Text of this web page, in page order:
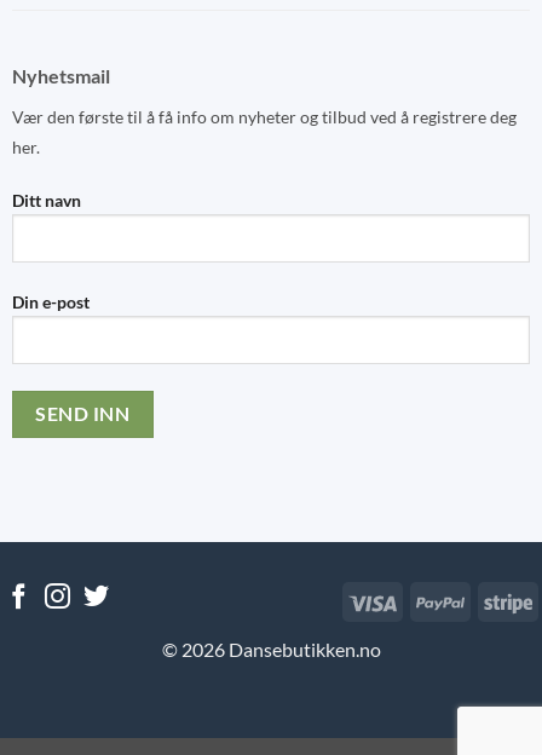
Nyhetsmail
Vær den første til å få info om nyheter og tilbud ved å registrere deg
her.
Ditt navn
Din e-post
© 2026 Dansebutikken.no
Visa PayPal